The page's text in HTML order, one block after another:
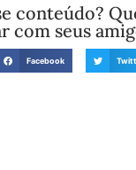
conteúdo?
com seus
Facebook